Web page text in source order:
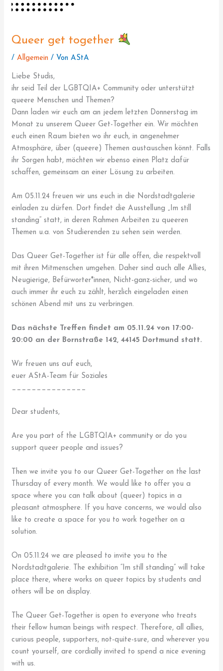
Queer get together
/Allgemein / VonAStA
Liebe Studis,
ihr seid Teil der LGBTQIA+ Community oder unterstützt
queere Menschen und Themen?
Dann laden wir euch am an jedem letzten Donnerstag im
Monat zu unserem Queer Get-Together ein. Wir möchten
euch einen Raum bieten wo ihr euch, in angenehmer
Atmosphäre, über (queere) Themen austauschen könnt. Falls
ihr Sorgen habt, möchten wir ebenso einen Platz dafür
schaffen, gemeinsam an einer Lösung zu arbeiten.
Am 05.11.24 freuen wir uns euch in die Nordstadtgalerie
einladen zu dürfen. Dort findet die Ausstellung „Im still
standing“ statt, in deren Rahmen Arbeiten zu queeren
Themen u.a. von Studierenden zu sehen sein werden.
Das Queer Get-Together ist für alle offen, die respektvoll
mit ihren Mitmenschen umgehen. Daher sind auch alle Allies,
Neugierige, Befürworter*innen, Nicht-ganz-sicher, und wo
auch immer ihr euch zu zählt, herzlich eingeladen einen
schönen Abend mit uns zu verbringen.
Das nächste Treffen findet am 05.11.24 von 17:00-
20:00 an der Bornstraße 142, 44145 Dortmund statt.
Wir freuen uns auf euch,
euer AStA-Team für Soziales
_______________
Dear students,
Are you part of the LGBTQIA+ community or do you
support queer people and issues?
Then we invite you to our Queer Get-Together on the last
Thursday of every month. We would like to offer you a
space where you can talk about (queer) topics in a
pleasant atmosphere. If you have concerns, we would also
like to create a space for you to work together on a
solution.
On 05.11.24 we are pleased to invite you to the
Nordstadtgalerie. The exhibition “Im still standing” will take
place there, where works on queer topics by students and
others will be on display.
The Queer Get-Together is open to everyone who treats
their fellow human beings with respect. Therefore, all allies,
curious people, supporters, not-quite-sure, and wherever you
count yourself, are cordially invited to spend a nice evening
with us.